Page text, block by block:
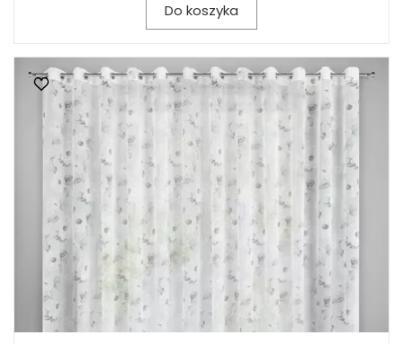
Do koszyka